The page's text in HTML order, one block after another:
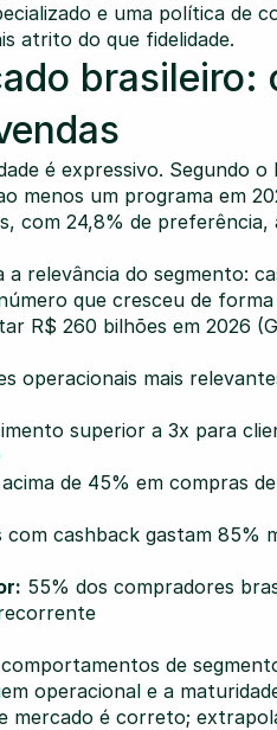
e uma política de
atrito do que fidelidade.
brasileiro:
é expressivo. Segundo
menos um programa em
com 24,8% de
relevância do segmento:
que cresceu de
R$ 260 bilhões em 2026
operacionais mais
superior a 3x para
de 45% em compras
com cashback gastam 85%
55% dos compradores
de
operacional e a
mercado é correto;